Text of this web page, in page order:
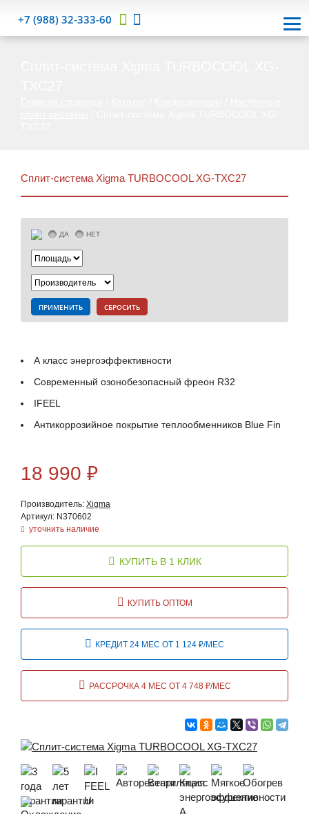
+7 (988) 32-333-60
Cплит-система Xigma TURBOCOOL XG-TXC27
ДА НЕТ
ПРИМЕНИТЬ СБРОСИТЬ
А класс энергоэффективности
Современный озонобезопасный фреон R32
IFEEL
Антикоррозийное покрытие теплообменников Blue Fin
18 990 ₽
Производитель: Xigma
Артикул: N370602
уточнить наличие
КУПИТЬ В 1 КЛИК
КУПИТЬ ОПТОМ
КРЕДИТ 24 МЕС ОТ 1 124 ₽/МЕС
РАССРОЧКА 4 МЕС ОТ 4 748 ₽/МЕС